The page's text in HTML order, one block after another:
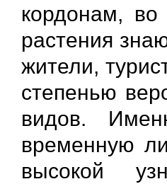
кордонам,
растения
жители,
степенью
видов.
временную
высокой